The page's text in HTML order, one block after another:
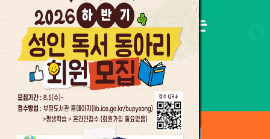
배움, 성장, 변화가 함께하는
우리 곁의 도서관
Incheon Bupyeong public Library
나의
수강신청